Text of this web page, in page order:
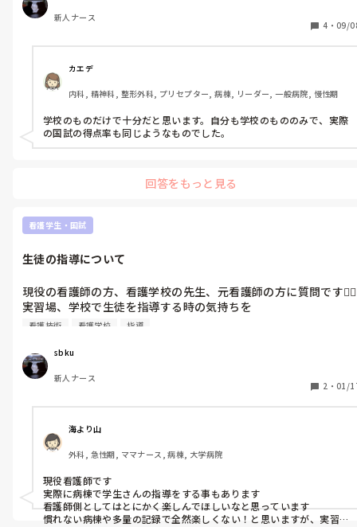
新人ナース
4 ・ 09/
カエデ
内科, 精神科, 整形外科, プリセプター, 病棟, リーダー, 一般病院, 慢性期
学校のものだけで十分だと思います。自分も学校のもののみで、実際
の国試の得点率も同じようなものでした。
回答をもっと見る
看護学生・国試
生徒の指導について
現役の看護師の方、看護学校の先生、元看護師の方に質問です🙇‍♂️
実習場、学校で生徒を指導する時の気持ちを
教えてください🙇‍♂️
例えば、分からないことがあれば聞きに来て欲しい、
実習生に対する言い方が分からないなど
指導する側の気持ちを教えて欲しいです🙇‍♂️
看護技術 看護学校 指導
sbku
新人ナース
2 ・ 01/
海より山
外科, 急性期, ママナース, 病棟, 大学病院
現役看護師です
実際に病棟で学生さんの指導をする事もあります
看護師側としてはとにかく楽しんでほしいなと思っています
慣れない病棟や多量の記録で全然楽しくない！と思いますが、実習